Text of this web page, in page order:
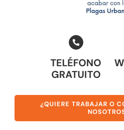
TELÉFONO
GRATUITO
¿QUIERE TRABAJAR O